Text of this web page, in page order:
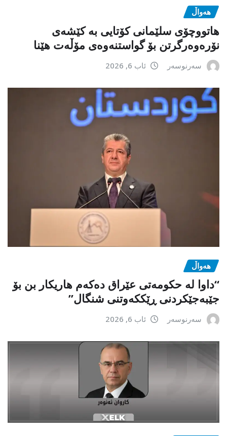
هەواڵ
هاتووچۆی سلێمانی کۆتایی بە کێشەی
نۆرەوەرگرتن بۆ گواستنەوەی مۆڵەت هێنا
سەرنوسەر ئاب 6, 2026
هەواڵ
“داوا لە حكومەتی عێراق دەكەم هاریكار بن بۆ
جێبەجێكردنی ڕێككەوتنی شنگال”
سەرنوسەر ئاب 6, 2026